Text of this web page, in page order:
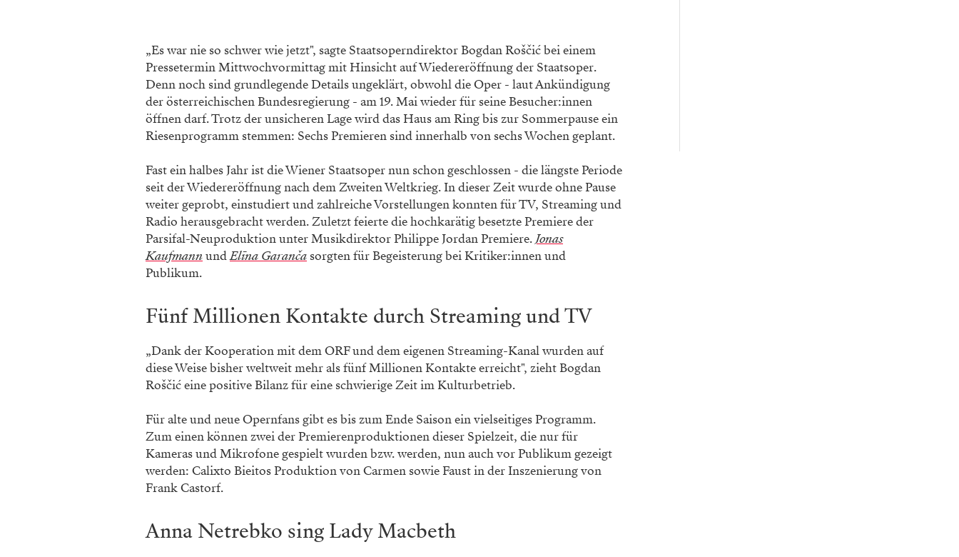
„Es war nie so schwer wie jetzt", sagte Staatsoperndirektor Bogdan Roščić bei einem
Pressetermin Mittwochvormittag mit Hinsicht auf Wiedereröffnung der Staatsoper.
Denn noch sind grundlegende Details ungeklärt, obwohl die Oper - laut Ankündigung
der österreichischen Bundesregierung - am 19. Mai wieder für seine Besucher:innen
öffnen darf. Trotz der unsicheren Lage wird das Haus am Ring bis zur Sommerpause ein
Riesenprogramm stemmen: Sechs Premieren sind innerhalb von sechs Wochen geplant.
Fast ein halbes Jahr ist die Wiener Staatsoper nun schon geschlossen - die längste Periode
seit der Wiedereröffnung nach dem Zweiten Weltkrieg. In dieser Zeit wurde ohne Pause
weiter geprobt, einstudiert und zahlreiche Vorstellungen konnten für TV, Streaming und
Radio herausgebracht werden. Zuletzt feierte die hochkarätig besetzte Premiere der
Parsifal-Neuproduktion unter Musikdirektor Philippe Jordan Premiere.Jonas
KaufmannundElīna Garanča sorgten für Begeisterung bei Kritiker:innen und
Publikum.
Fünf Millionen Kontakte durch Streaming und TV
„Dank der Kooperation mit dem ORF und dem eigenen Streaming-Kanal wurden auf
diese Weise bisher weltweit mehr als fünf Millionen Kontakte erreicht", zieht Bogdan
Roščić eine positive Bilanz für eine schwierige Zeit im Kulturbetrieb.
Für alte und neue Opernfans gibt es bis zum Ende Saison ein vielseitiges Programm.
Zum einen können zwei der Premierenproduktionen dieser Spielzeit, die nur für
Kameras und Mikrofone gespielt wurden bzw. werden, nun auch vor Publikum gezeigt
werden: Calixto Bieitos Produktion von Carmen sowie Faust in der Inszenierung von
Frank Castorf.
Anna Netrebko sing Lady Macbeth